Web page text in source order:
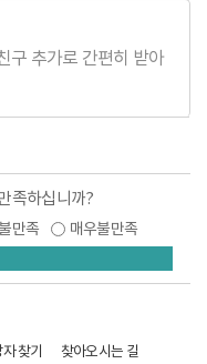
구 추가로 간편히 받아
족하십니까?
만족 매우불만족
찾기
찾아오시는 길